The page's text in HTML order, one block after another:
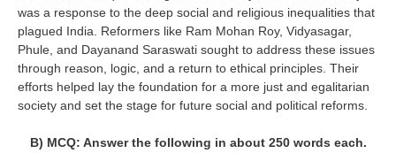
was a response to the deep social and religious inequalities that
plagued India. Reformers like Ram Mohan Roy, Vidyasagar,
Phule, and Dayanand Saraswati sought to address these issues
through reason, logic, and a return to ethical principles. Their
efforts helped lay the foundation for a more just and egalitarian
society and set the stage for future social and political reforms.
B) MCQ: Answer the following in about 250 words each.